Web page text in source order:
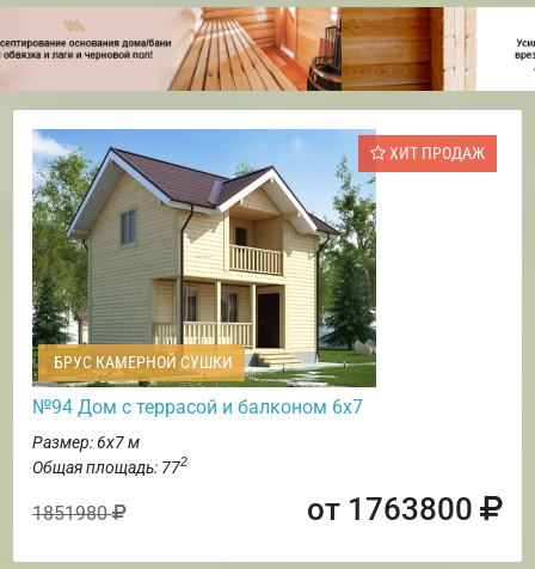
ХИТ ПРОДАЖ
БРУС КАМЕРНОЙ СУШКИ
№94 Дом с террасой и балконом 6х7
Размер: 6х7 м
Общая площадь: 772
1851980 от 1763800